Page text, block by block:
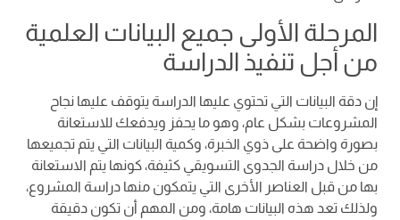
المرحلة الأولى جميع البيانات العلمية
من أجل تنفيذ الدراسة
إن دقة البيانات التي تحتوي عليها الدراسة يتوقف عليها نجاح
المشروعات بشكل عام، وهو ما يحفز ويدفعك للاستعانة
بصورة واضحة على ذوي الخبرة، وكمية البيانات التي يتم تجميعها
من خلال دراسة الجدوى التسويقي كثيفة، كونها يتم الاستعانة
بها من قبل العناصر الأخرى التي يتمكون منها دراسة المشروع،
ولذلك تعد هذه البيانات هامة، ومن المهم أن تكون دقيقة